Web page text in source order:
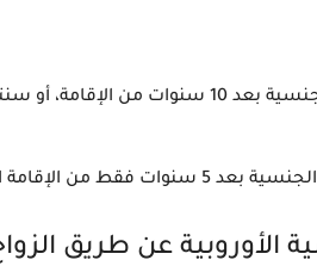
بعد 10 سنوات من الإقامة ، أو
بعد 5 سنوات فقط من الإقامة القانونية